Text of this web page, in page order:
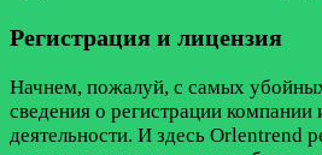
Регистрация и лицензия
Начнем, пожалуй, с самых
сведения о регистрации компании
деятельности. И здесь Orlentrend